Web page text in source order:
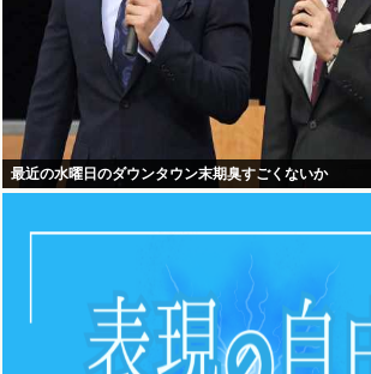
最近の水曜日のダウンタウン末期臭すごくないか